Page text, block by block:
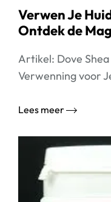
Verwen Je
Ontdek de
Artikel: Dove
Verwenning voor
Lees meer